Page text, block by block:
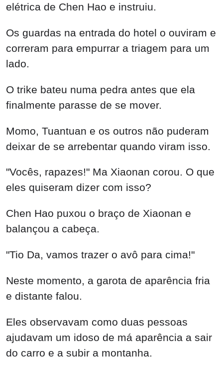
elétrica de Chen Hao e instruiu.
Os guardas na entrada do hotel o ouviram e
correram para empurrar a triagem para um
lado.
O trike bateu numa pedra antes que ela
finalmente parasse de se mover.
Momo, Tuantuan e os outros não puderam
deixar de se arrebentar quando viram isso.
"Vocês, rapazes!" Ma Xiaonan corou. O que
eles quiseram dizer com isso?
Chen Hao puxou o braço de Xiaonan e
balançou a cabeça.
"Tio Da, vamos trazer o avô para cima!"
Neste momento, a garota de aparência fria
e distante falou.
Eles observavam como duas pessoas
ajudavam um idoso de má aparência a sair
do carro e a subir a montanha.